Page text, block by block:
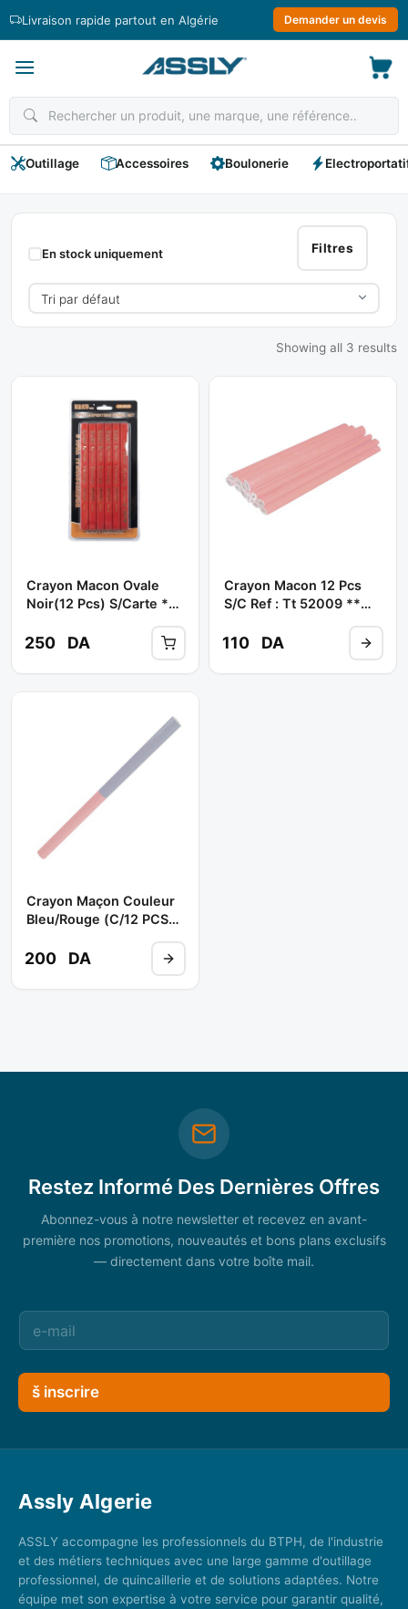
Livraison rapide partout en Algérie Demander un devis
Outillage Accessoires Boulonerie
Crayon
De
Traçage
Filtres
En stock uniquement
Showing all 3 results
Crayon Macon Ovale
Noir(12 Pcs) S/Carte **
250 DA
Crayon Macon 12 Pcs
S/c Ref : Tt 52009 **
110 DA
Crayon Maçon Couleur
Bleu/Rouge (C/12 PCS)
200 DA
Restez Informé Des Dernières Offres
Abonnez-vous à notre newsletter et recevez en avant-
première nos promotions, nouveautés et bons plans exclusifs
— directement dans votre boîte mail.
š inscrire
Assly Algerie
ASSLY accompagne les professionnels du BTPH, de l'industrie
et des métiers techniques avec une large gamme d'outillage
professionnel, de quincaillerie et de solutions adaptées. Notre
équipe met son expertise à votre service pour garantir qualité,